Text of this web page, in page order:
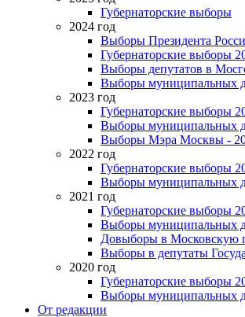
Губернаторские выборы
2024 год
Выборы Президента
Губернаторские выборы
Выборы депутатов в
Выборы муниципальных
2023 год
Губернаторские выборы
Выборы муниципальных
Выборы Мэра Москвы -
2022 год
Губернаторские выборы
Выборы муниципальных
2021 год
Губернаторские выборы
Выборы муниципальных
Довыборы в Московскую
Выборы в депутаты
2020 год
Губернаторские выборы
Выборы муниципальных
От редакции